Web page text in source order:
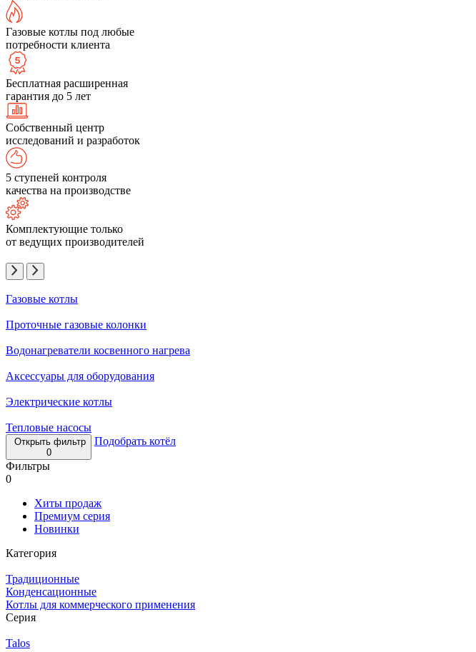
Газовые котлы под любые
потребности клиента
Бесплатная расширенная
гарантия до 5 лет
Собственный центр
исследований и разработок
5 ступеней контроля
качества на производстве
Комплектующие только
от ведущих производителей
Газовые котлы
Проточные газовые колонки
Водонагреватели косвенного нагрева
Аксессуары для оборудования
Электрические котлы
Тепловые насосы
Открыть фильтр
0
Подобрать котёл
Фильтры
0
Хиты продаж
Премиум серия
Новинки
Категория
Традиционные
Конденсационные
Котлы для коммерческого применения
Серия
Talos